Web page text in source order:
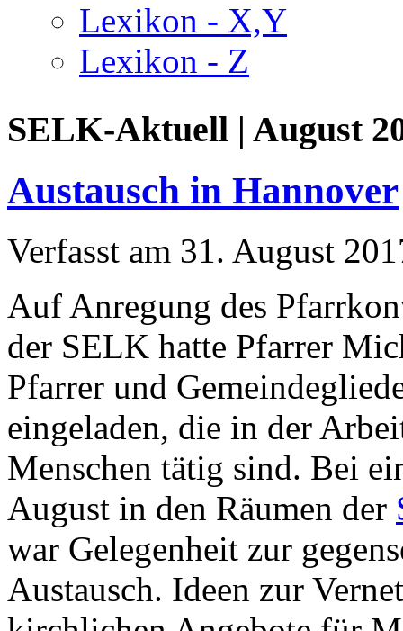
Lexikon - X,Y
Lexikon - Z
SELK-Aktuell | August
Austausch in Hannover
Verfasst am 31. August
Auf Anregung des
der SELK hatte Pfarrer
Pfarrer und
eingeladen, die in der
Menschen tätig sind. Bei
August in den Räumen der
war Gelegenheit zur
Austausch. Ideen zur